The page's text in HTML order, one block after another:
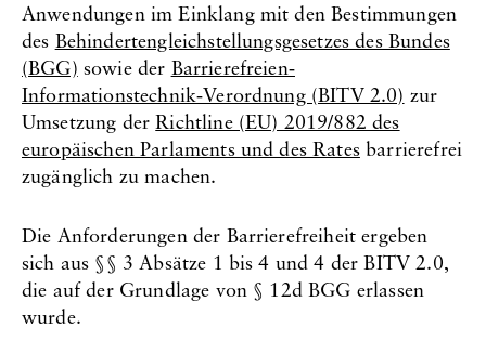
Anwendungen im Einklang mit den Bestimmungen
des Behindertengleichstellungsgesetzes des Bundes
(BGG) sowie der Barrierefreien‐
Informationstechnik‐Verordnung (BITV 2.0) zur
Umsetzung derRichtline (EU) 2019/882 des
europäischen Parlaments und des Ratesbarrierefrei
zugänglich zu machen.
Die Anforderungen der Barrierefreiheit ergeben
sich aus §§ 3 Absätze 1 bis 4 und 4 der BITV 2.0,
die auf der Grundlage von § 12d BGG erlassen
wurde.